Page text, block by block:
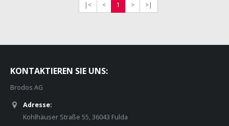
|< < 1 > >|
KONTAKTIEREN SIE UNS:
Brodos AG
Adresse:
Kohlhäuser Straße 55, 36043 Fulda